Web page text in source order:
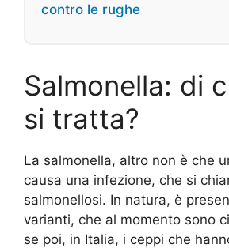
contro le rughe
Salmonella: di
si tratta?
La salmonella, altro non è che
causa una infezione, che si
salmonellosi. In natura, è
varianti, che al momento sono
se poi, in Italia, i ceppi che